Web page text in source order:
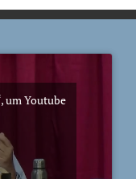
um Youtube